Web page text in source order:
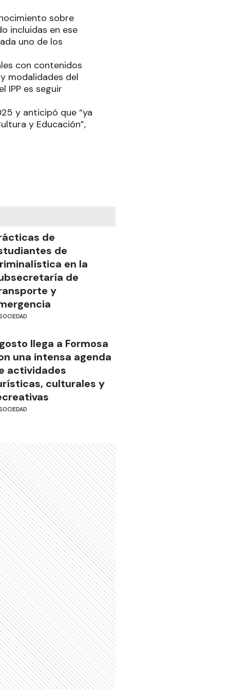
sobre
incluidas en ese
uno de los
con contenidos
modalidades del
IPP es seguir
y anticipó que “ya
y Educación”,
de
de
en la
de
y
llega a Formosa
una intensa agenda
actividades
culturales y